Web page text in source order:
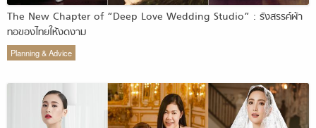
The New Chapter of “Deep Love Wedding Studio” : รังสรรค์ผ้า
ทอของไทยให้งดงาม
Planning & Advice